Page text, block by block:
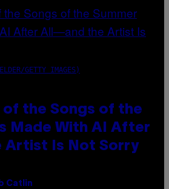
GETTY IMAGES)
of the Songs of the
Made With AI After
Artist Is Not Sorry
Catlin